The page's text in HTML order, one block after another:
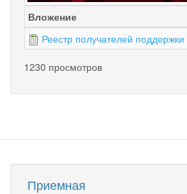
Вложение
Реестр получателей
1230 просмотров
Приемная